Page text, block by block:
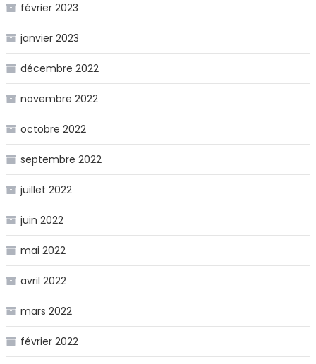
février 2023
janvier 2023
décembre 2022
novembre 2022
octobre 2022
septembre 2022
juillet 2022
juin 2022
mai 2022
avril 2022
mars 2022
février 2022